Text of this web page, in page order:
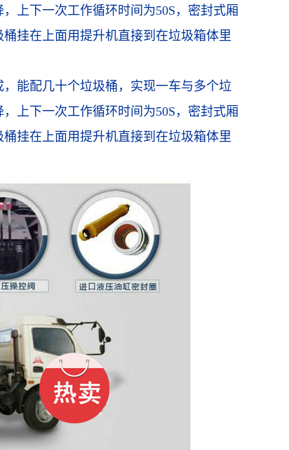
上下一次工作循环时间为50S，密封式厢
挂在上面用提升机直接到在垃圾箱体里
能配几十个垃圾桶，实现一车与多个垃
上下一次工作循环时间为50S，密封式厢
挂在上面用提升机直接到在垃圾箱体里